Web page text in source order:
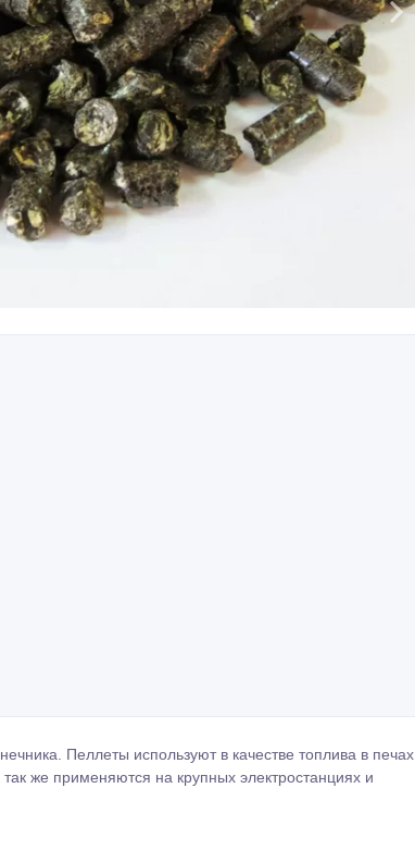
Пеллеты используют в качестве топлива в печах
же применяются на крупных электростанциях и